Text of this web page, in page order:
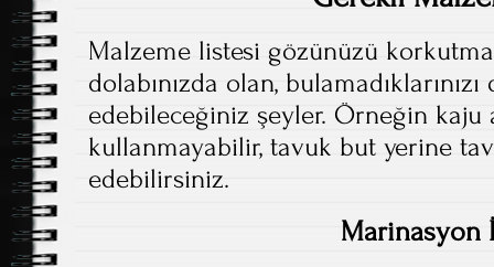
Malzeme listesi gözünüzü
dolabınızda olan,
edebileceğiniz şeyler. Örneğin kaju
kullanmayabilir, tavuk but yerine
edebilirsiniz.
Marinasyon